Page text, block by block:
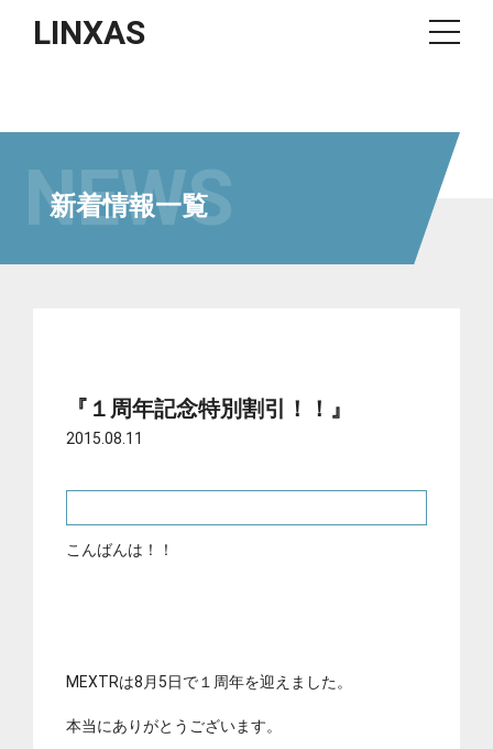
LINXAS
NEWS
新着情報一覧
『１周年記念特別割引！！』
2015.08.11
こんばんは！！
MEXTRは8月5日で１周年を迎えました。
本当にありがとうございます。